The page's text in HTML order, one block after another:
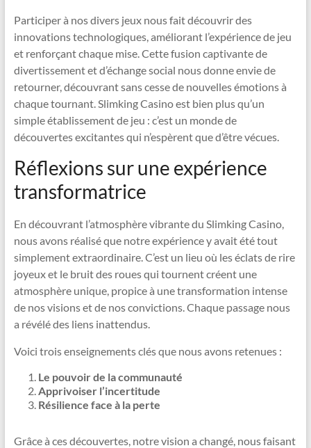
Participer à nos divers jeux nous fait découvrir des
innovations technologiques, améliorant l’expérience de jeu
et renforçant chaque mise. Cette fusion captivante de
divertissement et d’échange social nous donne envie de
retourner, découvrant sans cesse de nouvelles émotions à
chaque tournant. Slimking Casino est bien plus qu’un
simple établissement de jeu : c’est un monde de
découvertes excitantes qui n’espèrent que d’être vécues.
Réflexions sur une expérience
transformatrice
En découvrant l’atmosphère vibrante du Slimking Casino,
nous avons réalisé que notre expérience y avait été tout
simplement extraordinaire. C’est un lieu où les éclats de rire
joyeux et le bruit des roues qui tournent créent une
atmosphère unique, propice à une transformation intense
de nos visions et de nos convictions. Chaque passage nous
a révélé des liens inattendus.
Voici trois enseignements clés que nous avons retenues :
Le pouvoir de la communauté
Apprivoiser l’incertitude
Résilience face à la perte
Grâce à ces découvertes, notre vision a changé, nous faisant